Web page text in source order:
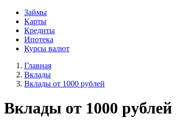
Займы
Карты
Кредиты
Ипотека
Курсы валют
Главная
Вклады
Вклады от 1000 рублей
Вклады от 1000 рублей